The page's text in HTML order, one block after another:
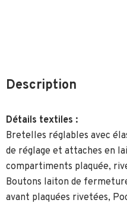
Description
Détails textiles :
Bretelles réglables avec
de réglage et attaches en
compartiments plaquée,
Boutons laiton de
avant plaquées rivetées,